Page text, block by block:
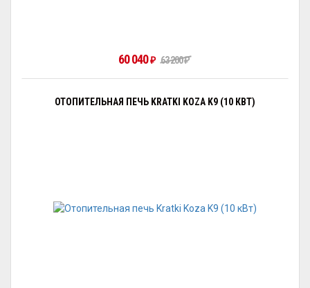
60 040 ₽ 63 200₽
ОТОПИТЕЛЬНАЯ ПЕЧЬ KRATKI KOZA K9 (10 КВТ)